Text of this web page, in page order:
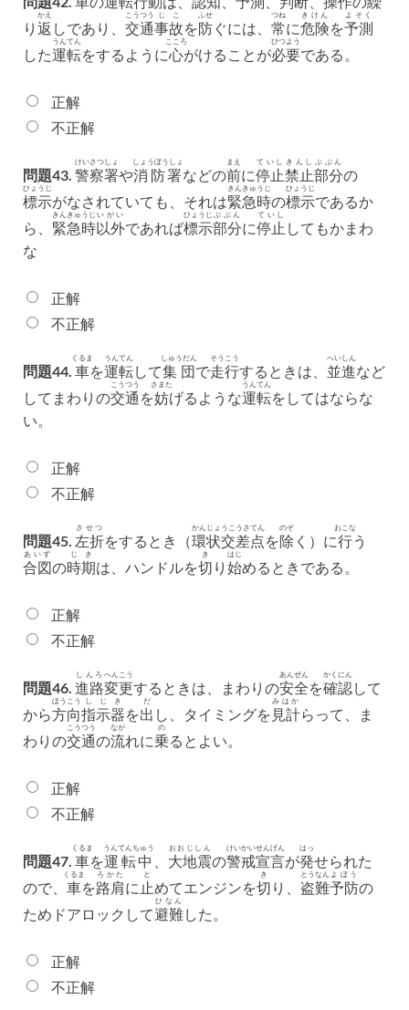
り 返
かえ
しであり、 交通
こうつう
事故
じこ
を防
ふせ
ぐには、 常
つね
に危険
きけん
を予測
よそく
した運転
うんてん
をするように心
こころ
がけることが必要
ひつよう
である。
正解
不正解
問題43. 警察署
けいさつしょ
や消防署
しょうぼうしょ
などの前
まえ
に停止
ていし
禁止
きんし
部分
ぶぶん
の
標示
ひょうじ
がなされていても、それは緊急時
きんきゅうじ
の標示
ひょうじ
であるか
ら、 緊急時
きんきゅうじ
以外
いがい
であれば標示
ひょうじ
部分
ぶぶん
に停止
ていし
してもかまわ
な
正解
不正解
問題44. 車
くるま
を運転
うんてん
して集団
しゅうだん
で走行
そうこう
するときは、 並進
へいしん
など
してまわりの交通
こうつう
を妨
さまた
げるような運転
うんてん
をしてはならな
い。
正解
不正解
問題45. 左折
させつ
をするとき（環状交差点
かんじょうこうさてん
を除
のぞ
く）に行
おこな
う
合図
あいず
の時期
じき
は、ハンドルを切
き
り 始
はじ
めるときである。
正解
不正解
問題46. 進路
しんろ
変更
へんこう
するときは、まわりの安全
あんぜん
を確認
かくにん
して
から方向
ほうこう
指示器
しじき
を出
だ
し、タイミングを 見計
みはか
らって、ま
わりの交通
こうつう
の流
なが
れに乗
の
るとよい。
正解
不正解
問題47. 車
くるま
を運転中
うんてんちゅう
大地震
おおじしん
の警戒
けいかい
宣言
せんげん
が発
はっ
せられた
ので、 車
くるま
を路肩
ろかた
に 止
と
めてエンジンを切
き
り、 盗難
とうなん
予防
よぼう
の
ためドアロックして避難
ひなん
した。
正解
不正解